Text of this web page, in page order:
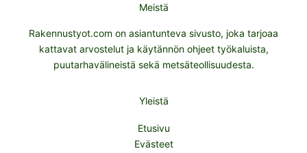
Meistä
Rakennustyot.com on asiantunteva sivusto, joka tarjoaa
kattavat arvostelut ja käytännön ohjeet työkaluista,
puutarhavälineistä sekä metsäteollisuudesta.
Yleistä
Etusivu
Evästeet